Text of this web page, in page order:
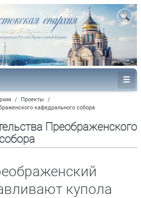
/ Проекты
/
кафедрального собора
Преображенского
купола